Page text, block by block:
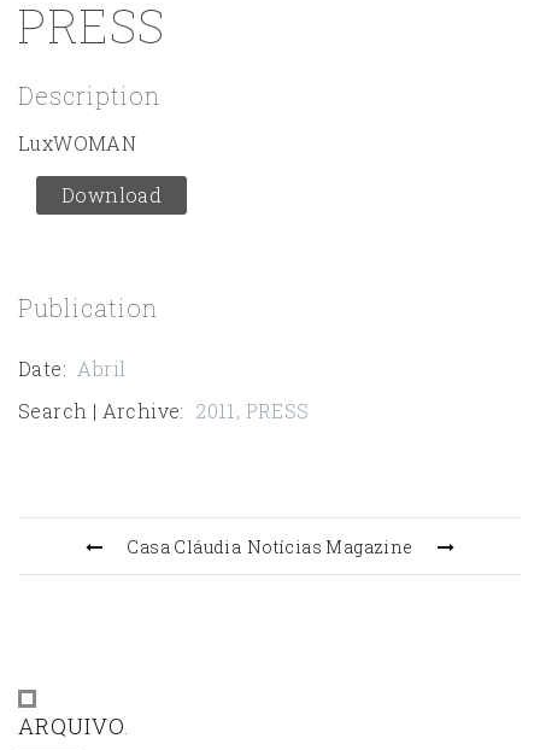
PRESS
Description
LuxWOMAN
Download
Publication
Date: Abril
Search | Archive: 2011, PRESS
Casa Cláudia Notícias Magazine
ARQUIVO